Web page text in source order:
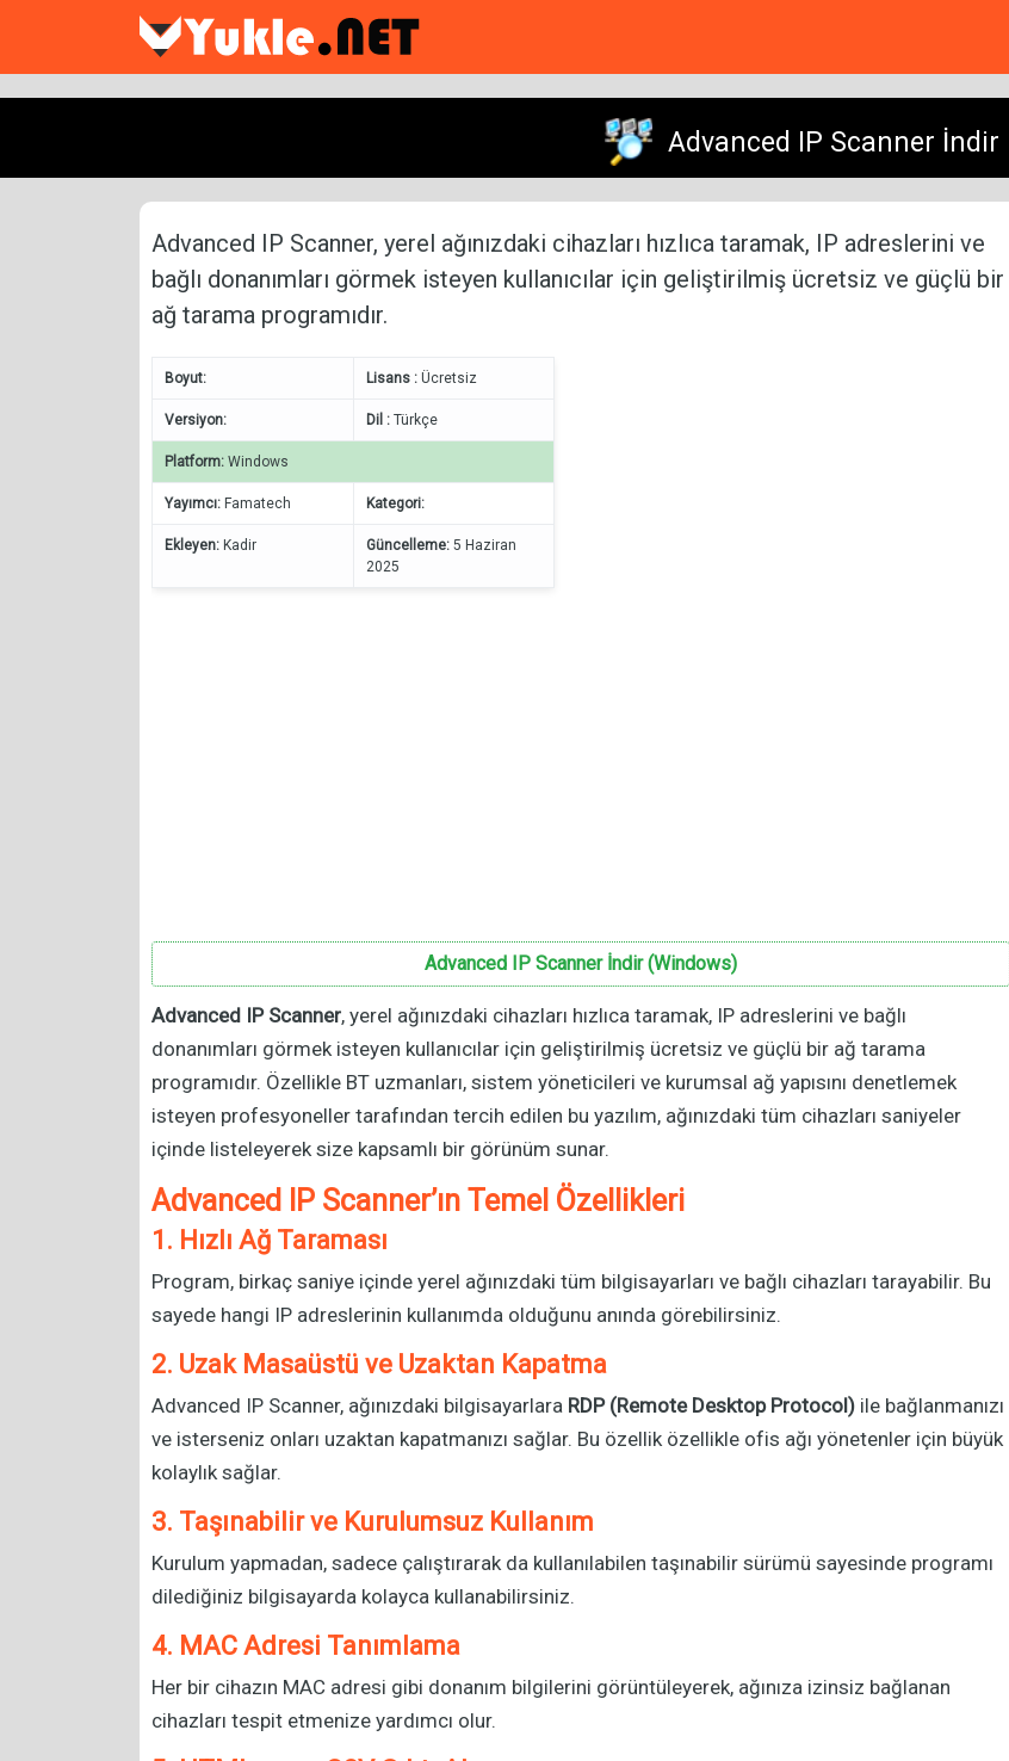
Advanced IP Scanner İndir
Advanced IP Scanner, yerel ağınızdaki cihazları hızlıca taramak, IP adreslerini ve
bağlı donanımları görmek isteyen kullanıcılar için geliştirilmiş ücretsiz ve güçlü bir
ağ tarama programıdır.
Boyut: Lisans : Ücretsiz
Versiyon: Dil : Türkçe
Platform: Windows
Yayımcı: Famatech Kategori:
Ekleyen: Kadir Güncelleme: 5 Haziran
2025
Advanced IP Scanner İndir (Windows)
Advanced IP Scanner, yerel ağınızdaki cihazları hızlıca taramak, IP adreslerini ve bağlı
donanımları görmek isteyen kullanıcılar için geliştirilmiş ücretsiz ve güçlü bir ağ tarama
programıdır. Özellikle BT uzmanları, sistem yöneticileri ve kurumsal ağ yapısını denetlemek
isteyen profesyoneller tarafından tercih edilen bu yazılım, ağınızdaki tüm cihazları saniyeler
içinde listeleyerek size kapsamlı bir görünüm sunar.
Advanced IP Scanner’ın Temel Özellikleri
1. Hızlı Ağ Taraması
Program, birkaç saniye içinde yerel ağınızdaki tüm bilgisayarları ve bağlı cihazları tarayabilir. Bu
sayede hangi IP adreslerinin kullanımda olduğunu anında görebilirsiniz.
2. Uzak Masaüstü ve Uzaktan Kapatma
Advanced IP Scanner, ağınızdaki bilgisayarlara RDP (Remote Desktop Protocol) ile bağlanmanızı
ve isterseniz onları uzaktan kapatmanızı sağlar. Bu özellik özellikle ofis ağı yönetenler için büyük
kolaylık sağlar.
3. Taşınabilir ve Kurulumsuz Kullanım
Kurulum yapmadan, sadece çalıştırarak da kullanılabilen taşınabilir sürümü sayesinde programı
dilediğiniz bilgisayarda kolayca kullanabilirsiniz.
4. MAC Adresi Tanımlama
Her bir cihazın MAC adresi gibi donanım bilgilerini görüntüleyerek, ağınıza izinsiz bağlanan
cihazları tespit etmenize yardımcı olur.